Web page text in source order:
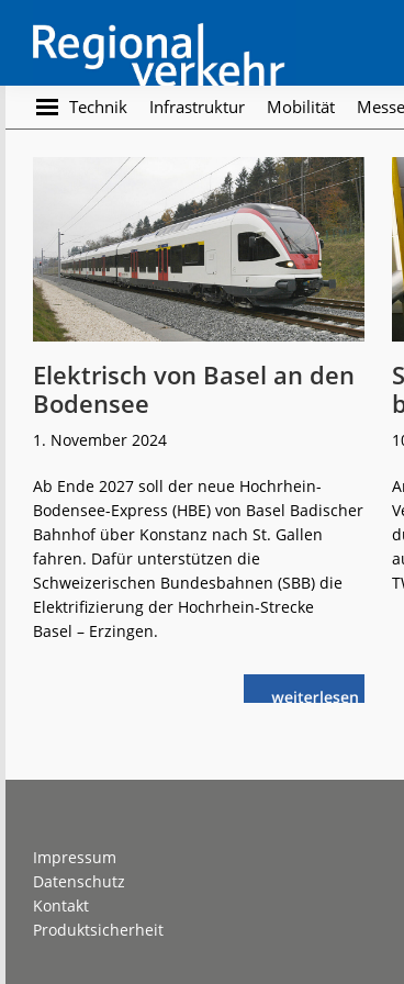
main
content
footer
Regionalverkehr
Die
Fachzeitschrift
Öffentlichen
Personennahverkehr
Technik Infrastruktur Mobilität
Elektrisch von Basel an den
Bodensee
1. November 2024
Ab Ende 2027 soll der neue Hochrhein-
Bodensee-Express (HBE) von Basel Badischer
Bahnhof über Konstanz nach St. Gallen
fahren. Dafür unterstützen die
Schweizerischen Bundesbahnen (SBB) die
Elektrifizierung der Hochrhein-Strecke
Basel – Erzingen.
weiterlese
nElektrisch
Impressum
Datenschutz
Kontakt
Produktsicherheit